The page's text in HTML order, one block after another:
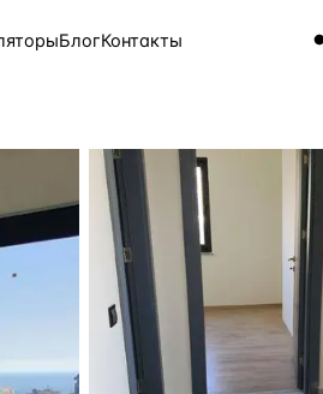
БлогКонтакты
ЧАСТО ИЩУТ
Турция
Греция